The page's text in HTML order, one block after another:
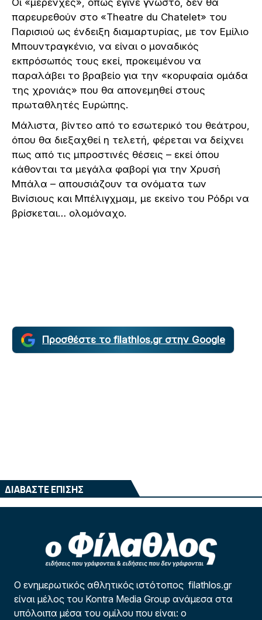
Οι «μερένχες», όπως έγινε γνωστό, δεν θα
παρευρεθούν στο «Theatre du Chatelet» του
Παρισιού ως ένδειξη διαμαρτυρίας, με τον Εμίλιο
Μπουντραγκένιο, να είναι ο μοναδικός
εκπρόσωπός τους εκεί, προκειμένου να
παραλάβει το βραβείο για την «κορυφαία ομάδα
της χρονιάς» που θα απονεμηθεί στους
πρωταθλητές Ευρώπης.
Μάλιστα, βίντεο από το εσωτερικό του θεάτρου,
όπου θα διεξαχθεί η τελετή, φέρεται να δείχνει
πως από τις μπροστινές θέσεις – εκεί όπου
κάθονται τα μεγάλα φαβορί για την Χρυσή
Μπάλα – απουσιάζουν τα ονόματα των
Βινίσιους και Μπέλιγχμαμ, με εκείνο του Ρόδρι να
βρίσκεται… ολομόναχο.
Προσθέστε το filathlos.gr στην Google
ΔΙΑΒΑΣΤΕ ΕΠΙΣΗΣ
Ο ενημερωτικός αθλητικός ιστότοπος filathlos.gr
είναι μέλος του Kontra Media Group ανάμεσα στα
υπόλοιπα μέσα του ομίλου που είναι: ο